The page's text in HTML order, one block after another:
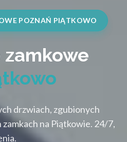
POZNAŃ PIĄTKOWO
drzwiach, zgubionych
na Piątkowie. 24/7,